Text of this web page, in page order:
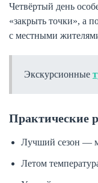
Четвёртый день
«закрыть точки», а
с местными
Экскурсионные
Практические
Лучший сезон —
Летом